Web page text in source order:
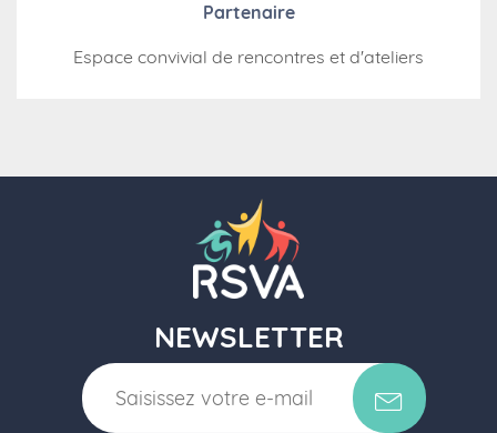
Partenaire
Espace convivial de rencontres et d'ateliers
NEWSLETTER